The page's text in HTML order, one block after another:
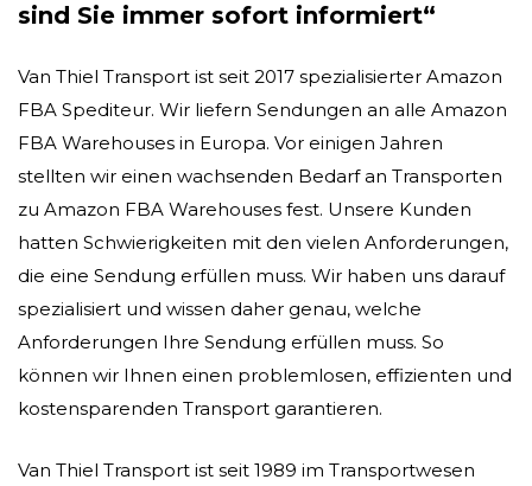
sind Sie immer sofort informiert“
Van Thiel Transport ist seit 2017 spezialisierter Amazon
FBA Spediteur. Wir liefern Sendungen an alle Amazon
FBA Warehouses in Europa. Vor einigen Jahren
stellten wir einen wachsenden Bedarf an Transporten
zu Amazon FBA Warehouses fest. Unsere Kunden
hatten Schwierigkeiten mit den vielen Anforderungen,
die eine Sendung erfüllen muss. Wir haben uns darauf
spezialisiert und wissen daher genau, welche
Anforderungen Ihre Sendung erfüllen muss. So
können wir Ihnen einen problemlosen, effizienten und
kostensparenden Transport garantieren.
Van Thiel Transport ist seit 1989 im Transportwesen